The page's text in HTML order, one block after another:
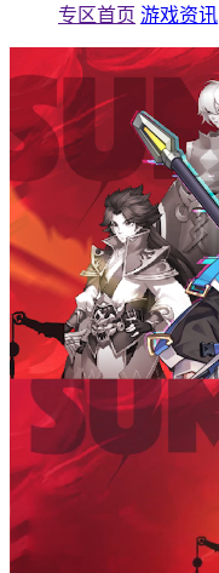
专区首页 游戏资讯